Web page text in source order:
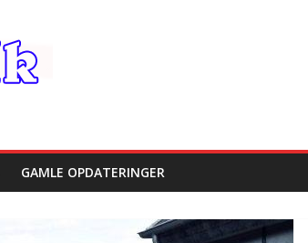
GAMLE OPDATERINGER